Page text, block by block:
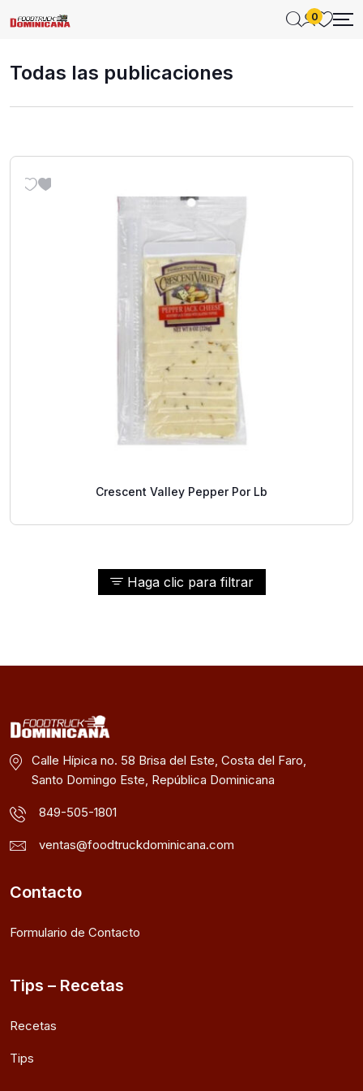
0
Todas las publicaciones
Haga clic para filtrar
Crescent Valley Pepper Por Lb
Calle Hípica no. 58 Brisa del Este, Costa del Faro,
Santo Domingo Este, República Dominicana
849-505-1801
ventas@foodtruckdominicana.com
Contacto
Formulario de Contacto
Tips – Recetas
Recetas
Tips